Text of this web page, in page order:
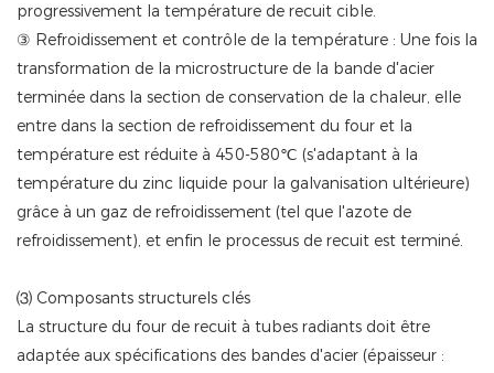
progressivement la température de recuit cible.
③ Refroidissement et contrôle de la température : Une fois la
transformation de la microstructure de la bande d'acier
terminée dans la section de conservation de la chaleur, elle
entre dans la section de refroidissement du four et la
température est réduite à 450-580℃ (s'adaptant à la
température du zinc liquide pour la galvanisation ultérieure)
grâce à un gaz de refroidissement (tel que l'azote de
refroidissement), et enfin le processus de recuit est terminé.
⑶ Composants structurels clés
La structure du four de recuit à tubes radiants doit être
adaptée aux spécifications des bandes d'acier (épaisseur :